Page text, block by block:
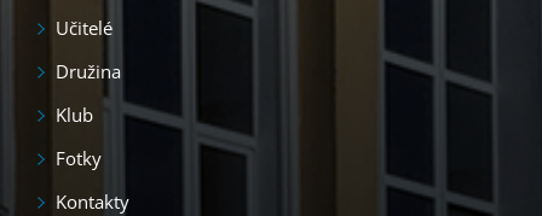
Učitelé
Družina
Klub
Fotky
Kontakty